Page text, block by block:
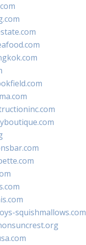
squishmallows.com